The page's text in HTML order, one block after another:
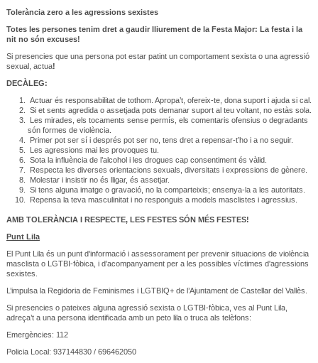
Tolerància zero a les agressions sexistes
Totes les persones tenim dret a gaudir lliurement de la Festa Major: La festa i la
nit no són excuses!
Si presencies que una persona pot estar patint un comportament sexista o una agressió
sexual, actua!
DECÀLEG:
Actuar és responsabilitat de tothom. Apropa’t, ofereix-te, dona suport i ajuda si cal.
Si et sents agredida o assetjada pots demanar suport al teu voltant, no estàs sola.
Les mirades, els tocaments sense permís, els comentaris ofensius o degradants
són formes de violència.
Primer pot ser sí i després pot ser no, tens dret a repensar-t’ho i a no seguir.
Les agressions mai les provoques tu.
Sota la influència de l’alcohol i les drogues cap consentiment és vàlid.
Respecta les diverses orientacions sexuals, diversitats i expressions de gènere.
Molestar i insistir no és lligar, és assetjar.
Si tens alguna imatge o gravació, no la comparteixis; ensenya-la a les autoritats.
Repensa la teva masculinitat i no responguis a models masclistes i agressius.
AMB TOLERÀNCIA I RESPECTE, LES FESTES SÓN MÉS FESTES!
Punt Lila
El Punt Lila és un punt d'informació i assessorament per prevenir situacions de violència
masclista o LGTBI-fòbica, i d’acompanyament per a les possibles víctimes d'agressions
sexistes.
L’impulsa la Regidoria de Feminismes i LGTBIQ+ de l’Ajuntament de Castellar del Vallès.
Si presencies o pateixes alguna agressió sexista o LGTBI-fòbica, ves al Punt Lila,
adreça’t a una persona identificada amb un peto lila o truca als telèfons:
Emergències: 112
Policia Local: 937144830 / 696462050